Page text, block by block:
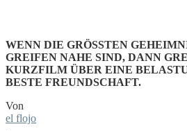
WENN DIE GRÖSSTEN
REIFEN NAHE SIND, DANN
URZFILM ÜBER EINE
ESTE FREUNDSCHAFT.
Von
el flojo